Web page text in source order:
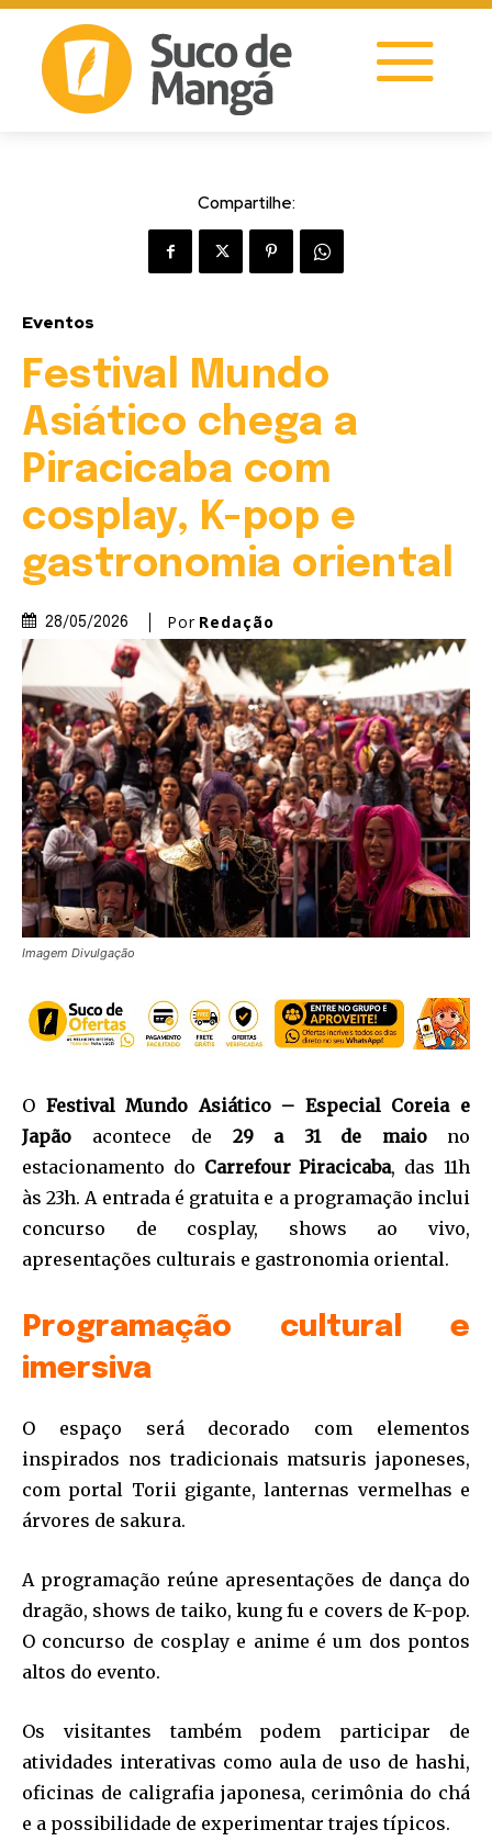
Compartilhe:
Eventos
Festival Mundo
Asiático chega a
Piracicaba com
cosplay, K-pop e
gastronomia oriental
28/05/2026 Por Redação
Imagem Divulgação
O Festival Mundo Asiático – Especial Coreia e
Japão acontece de 29 a 31 de maiono
estacionamento do Carrefour Piracicaba, das 11h
às 23h. A entrada é gratuita e a programação inclui
concurso de cosplay, shows ao vivo,
apresentações culturais e gastronomia oriental.
Programação cultural e
imersiva
O espaço será decorado com elementos
inspirados nos tradicionais matsuris japoneses,
com portal Torii gigante, lanternas vermelhas e
árvores de sakura.
A programação reúne apresentações de dança do
dragão, shows de taiko, kung fu e covers de K-pop.
O concurso de cosplay e anime é um dos pontos
altos do evento.
Os visitantes também podem participar de
atividades interativas como aula de uso de hashi,
oficinas de caligrafia japonesa, cerimônia do chá
e a possibilidade de experimentar trajes típicos.